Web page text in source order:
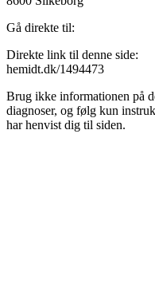
Gå direkte til:
Direkte link til denne side:
hemidt.dk/1494473
Brug ikke informationen på
diagnoser, og følg kun
har henvist dig til siden.